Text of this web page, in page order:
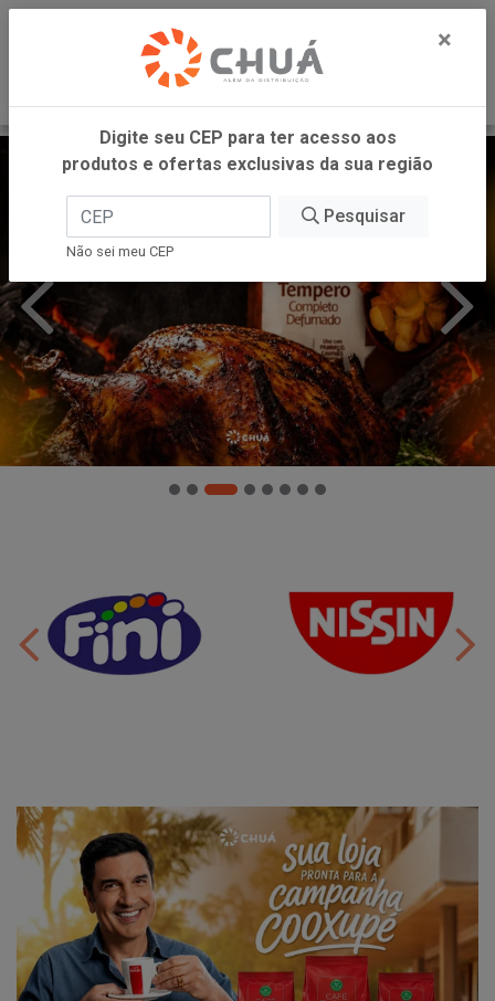
×
Digite seu CEP para ter acesso aos
produtos e ofertas exclusivas da sua região
Pesquisar
Não sei meu CEP